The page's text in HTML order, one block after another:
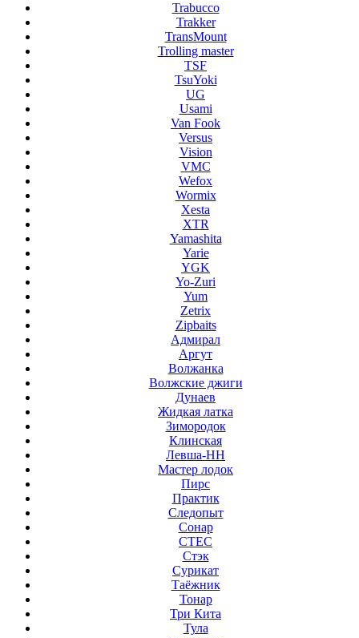
Trabucco
Trakker
TransMount
Trolling master
TSF
TsuYoki
UG
Usami
Van Fook
Versus
Vision
VMC
Wefox
Wormix
Xesta
XTR
Yamashita
Yarie
YGK
Yo-Zuri
Yum
Zetrix
Zipbaits
Адмирал
Аргут
Волжанка
Волжские джиги
Дунаев
Жидкая латка
Зимородок
Клинская
Левша-НН
Мастер лодок
Пирс
Практик
Следопыт
Сонар
СТЕС
Стэк
Сурикат
Таёжник
Тонар
Три Кита
Тула